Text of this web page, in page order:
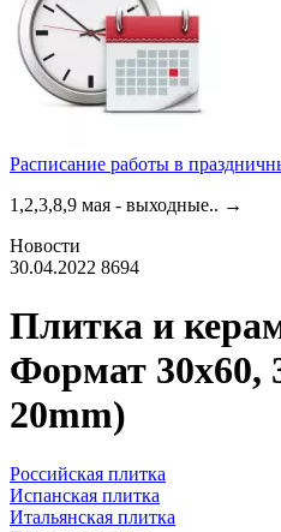
Расписание работы в
1,2,3,8,9 мая - выходные.. →
Новости
30.04.2022 8694
Плитка и
Формат 30x60,
20mm)
Российская плитка
Испанская плитка
Итальянская плитка